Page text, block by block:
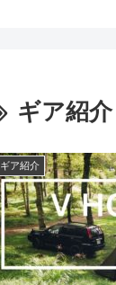
ギア紹介
ギア紹介